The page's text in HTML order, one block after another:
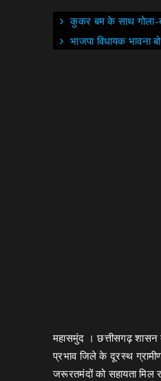
कुकर बम के साथ गोला-
भाजपा विधायक भावना
महासमुंद । छत्तीसगढ़ शासन
प्रभाव जिले के दूरस्थ
जरूरतमंदों को सहायता मिल